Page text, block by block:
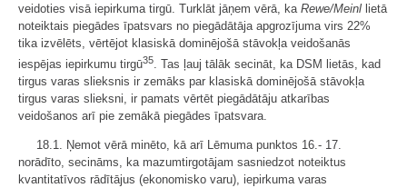
veidoties visā iepirkuma tirgū. Turklāt jāņem vērā, ka Rewe/Meinl lietā
noteiktais piegādes īpatsvars no piegādātāja apgrozījuma virs 22%
tika izvēlēts, vērtējot klasiskā dominējošā stāvokļa veidošanās
iespējas iepirkumu tirgū35
. Tas ļauj tālāk secināt, ka DSM lietās, kad
tirgus varas slieksnis ir zemāks par klasiskā dominējošā stāvokļa
tirgus varas slieksni, ir pamats vērtēt piegādātāju atkarības
veidošanos arī pie zemākā piegādes īpatsvara.
18.1. Ņemot vērā minēto, kā arī Lēmuma punktos 16.- 17.
norādīto, secināms, ka mazumtirgotājam sasniedzot noteiktus
kvantitatīvos rādītājus (ekonomisko varu), iepirkuma varas